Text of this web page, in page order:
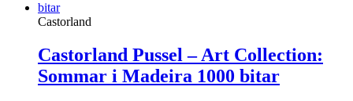
Castorland
Castorland Pussel – Art Collection:
Sommar i Madeira 1000 bitar